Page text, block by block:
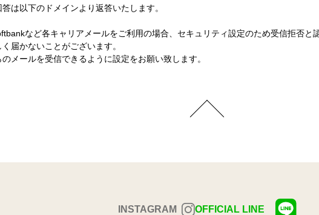
は以下のドメインより返答いたします。
など各キャリアメールをご利用の場合、セキュリティ設定のため受信拒否と
届かないことがございます。
のメールを受信できるように設定をお願い致します。
INSTAGRAM OFFICIAL LINE